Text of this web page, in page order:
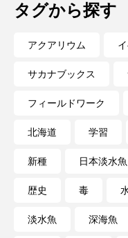
ヌノサラシ
ネコギギ ネコ
ハナミノカサゴ
バイオロギング
タグから探す
アクアリウム
サカナブックス
フィールドワーク
北海道 学習
新種 日本淡水魚
歴史 毒
淡水魚 深海魚